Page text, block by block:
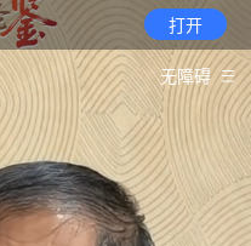
打开
无障碍